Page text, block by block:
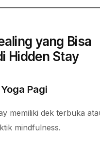
yang Bisa
Hidden Stay
Pagi
memiliki dek terbuka
mindfulness.